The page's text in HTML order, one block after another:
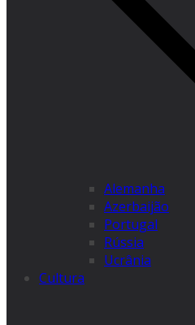
Alemanha
Azerbaijão
Portugal
Rússia
Ucrânia
Cultura